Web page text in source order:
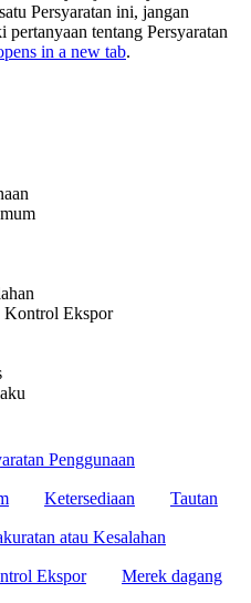
Persyaratan ini, jangan
tentang Persyaratan
in a new tab.
Kontrol Ekspor
Penggunaan
Ketersediaan Tautan
atau Kesalahan
Ekspor Merek dagang